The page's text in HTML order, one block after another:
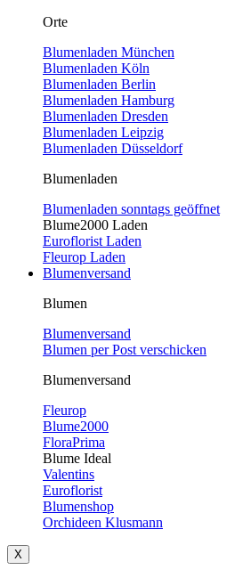
Orte
Blumenladen München
Blumenladen Köln
Blumenladen Berlin
Blumenladen Hamburg
Blumenladen Dresden
Blumenladen Leipzig
Blumenladen Düsseldorf
Blumenladen
Blumenladen sonntags geöffnet
Blume2000 Laden
Euroflorist Laden
Fleurop Laden
Blumenversand
Blumen
Blumenversand
Blumen per Post verschicken
Blumenversand
Fleurop
Blume2000
FloraPrima
Blume Ideal
Valentins
Euroflorist
Blumenshop
Orchideen Klusmann
X